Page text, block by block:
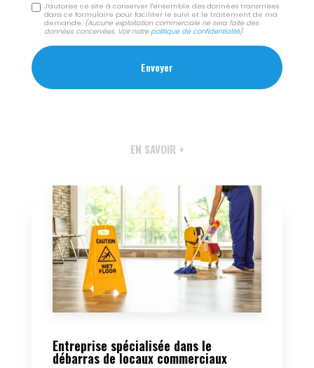
J'autorise ce site à conserver l'ensemble des données transmises
dans ce formulaire pour faciliter le suivi et le traitement de ma
demande. (Aucune exploitation commerciale ne sera faite des
données concervées. Voir notrepolitique de confidentialité)
EN SAVOIR +
Entreprise spécialisée dans le
débarras de locaux commerciaux